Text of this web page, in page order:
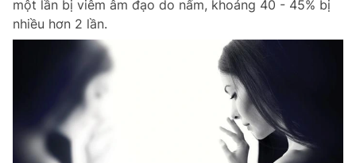
một lần bị viêm âm đạo do nấm, khoảng 40 - 45% bị
nhiều hơn 2 lần.